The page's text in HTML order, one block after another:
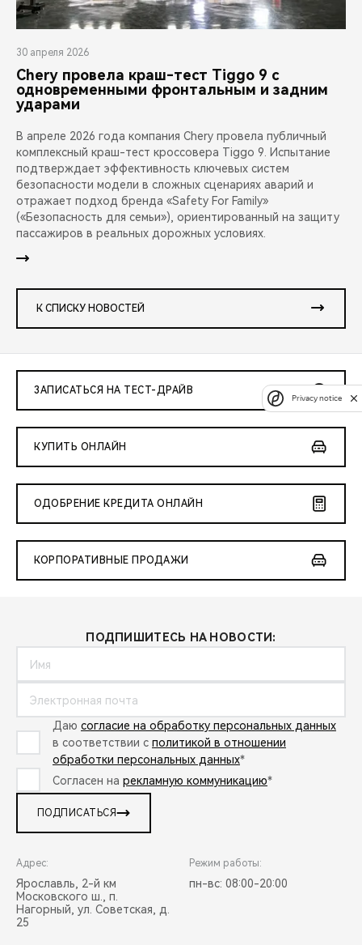
30 апреля 2026
Chery провела краш-тест Tiggo 9 с
одновременными фронтальным и задним
ударами
В апреле 2026 года компания Chery провела публичный
комплексный краш-тест кроссовера Tiggo 9. Испытание
подтверждает эффективность ключевых систем
безопасности модели в сложных сценариях аварий и
отражает подход бренда «Safety For Family»
(«Безопасность для семьи»), ориентированный на защиту
пассажиров в реальных дорожных условиях.
К СПИСКУ НОВОСТЕЙ
ЗАПИСАТЬСЯ НА ТЕСТ-ДРАЙВ
КУПИТЬ ОНЛАЙН
ОДОБРЕНИЕ КРЕДИТА ОНЛАЙН
КОРПОРАТИВНЫЕ ПРОДАЖИ
ПОДПИШИТЕСЬ НА НОВОСТИ:
Даю согласие на обработку персональных данных
в соответствии с политикой в отношении
обработки персональных данных*
Согласен на рекламную коммуникацию*
ПОДПИСАТЬСЯ
Адрес:
Ярославль, 2-й км
Московского ш., п.
Нагорный, ул. Советская, д.
25
Режим работы:
пн-вс: 08:00-20:00
Privacy notice